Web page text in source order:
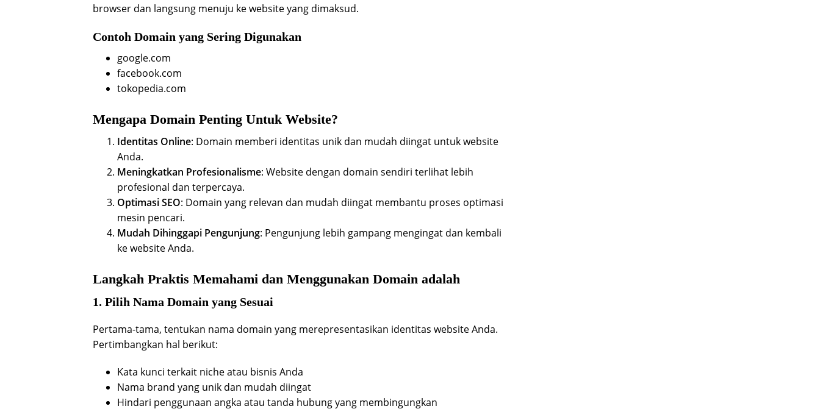
browser dan langsung menuju ke website yang dimaksud.
Contoh Domain yang Sering Digunakan
google.com
facebook.com
tokopedia.com
Mengapa Domain Penting Untuk Website?
Identitas Online: Domain memberi identitas unik dan mudah diingat untuk website
Anda.
Meningkatkan Profesionalisme: Website dengan domain sendiri terlihat lebih
profesional dan terpercaya.
Optimasi SEO: Domain yang relevan dan mudah diingat membantu proses optimasi
mesin pencari.
Mudah Dihinggapi Pengunjung: Pengunjung lebih gampang mengingat dan kembali
ke website Anda.
Langkah Praktis Memahami dan Menggunakan Domain adalah
1. Pilih Nama Domain yang Sesuai
Pertama-tama, tentukan nama domain yang merepresentasikan identitas website Anda.
Pertimbangkan hal berikut:
Kata kunci terkait niche atau bisnis Anda
Nama brand yang unik dan mudah diingat
Hindari penggunaan angka atau tanda hubung yang membingungkan